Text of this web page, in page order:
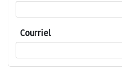
Courriel